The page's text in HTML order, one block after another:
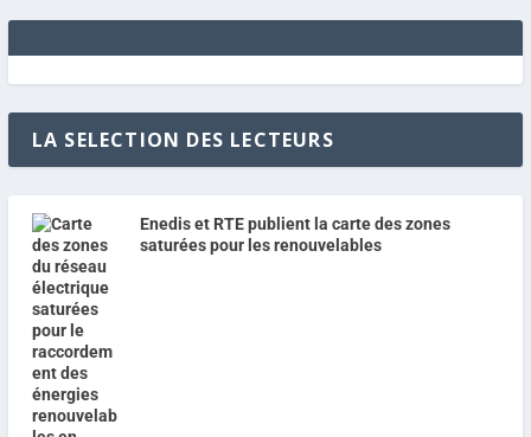
LA SELECTION DES LECTEURS
Enedis et RTE publient la carte des zones
saturées pour les renouvelables